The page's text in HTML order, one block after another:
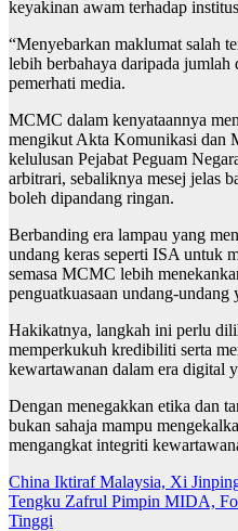
keyakinan awam terhadap
“Menyebarkan maklumat salah
lebih berbahaya daripada jumlah
pemerhati media.
MCMC dalam kenyataannya
mengikut Akta Komunikasi dan
kelulusan Pejabat Peguam
arbitrari, sebaliknya mesej jelas
boleh dipandang ringan.
Berbanding era lampau yang
undang keras seperti ISA untuk
semasa MCMC lebih
penguatkuasaan undang-undang
Hakikatnya, langkah ini perlu
memperkukuh kredibiliti serta
kewartawanan dalam era digital
Dengan menegakkan etika dan
bukan sahaja mampu
mengangkat integriti
Post
navigation
China Iktiraf Malaysia, Xi
Tengku Zafrul Pimpin MIDA,
Tinggi